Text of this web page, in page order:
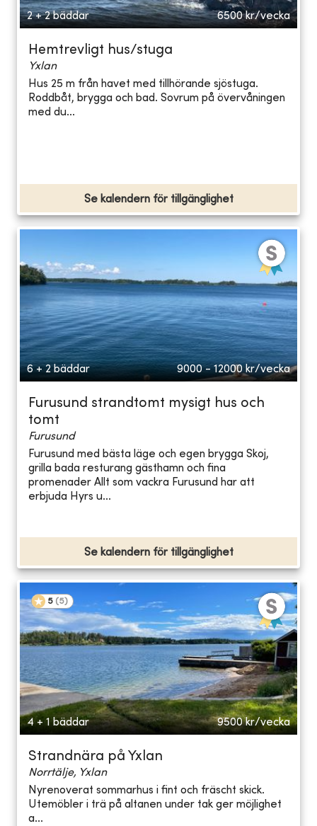
2 + 2 bäddar 6500 kr/vecka
Hemtrevligt hus/stuga
Yxlan
Hus 25 m från havet med tillhörande sjöstuga.
Roddbåt, brygga och bad. Sovrum på övervåningen
med du...
Se kalendern för tillgänglighet
6 + 2 bäddar 9000 - 12000 kr/vecka
Furusund strandtomt mysigt hus och
tomt
Furusund
Furusund med bästa läge och egen brygga Skoj,
grilla bada resturang gästhamn och fina
promenader Allt som vackra Furusund har att
erbjuda Hyrs u...
Se kalendern för tillgänglighet
5 (5)
4 + 1 bäddar 9500 kr/vecka
Strandnära på Yxlan
Norrtälje, Yxlan
Nyrenoverat sommarhus i fint och fräscht skick.
Utemöbler i trä på altanen under tak ger möjlighet
a...